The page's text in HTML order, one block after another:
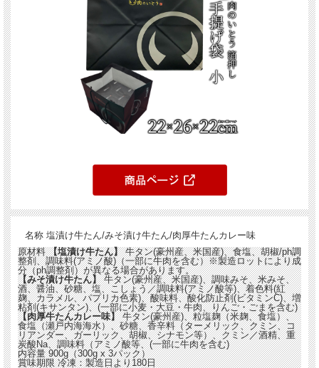
名称 塩漬け牛たん/みそ漬け牛たん/肉厚牛たんカレー味
原材料 【塩漬け牛たん】牛タン(豪州産、米国産)、食塩、胡椒/ph調
整剤、調味料(アミノ酸)（一部に牛肉を含む）※製造ロットにより成
分（ph調整剤）が異なる場合があります。
【みそ漬け牛たん】牛タン(豪州産、米国産)、調味みそ、米みそ、
酒、醤油、砂糖、塩、こしょう／調味料(アミノ酸等)、着色料(紅
麹、カラメル、パプリカ色素)、酸味料、酸化防止剤(ビタミンC)、増
粘剤(キサンタン)、(一部に小麦・大豆・牛肉、りんご・ごまを含む)
【肉厚牛たんカレー味】牛タン(豪州産)、粒塩麹（米麹、食塩）、
食塩（瀬戸内海海水）、砂糖、香辛料（ターメリック、クミン、コ
リアンダー、ガーリック、胡椒、シナモン等）、クミン／酒精、重
炭酸Na、調味料（アミノ酸等、(一部に牛肉を含む)
内容量 900g（300g x 3パック）
賞味期限 冷凍：製造日より180日